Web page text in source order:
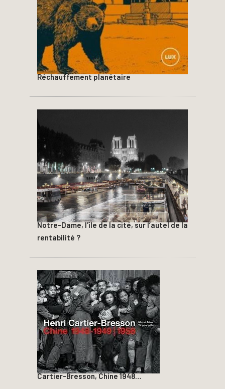
Réchauffement planétaire
Notre-Dame, l’île de la cité, sur l’autel de la
rentabilité ?
Cartier-Bresson, Chine 1948…